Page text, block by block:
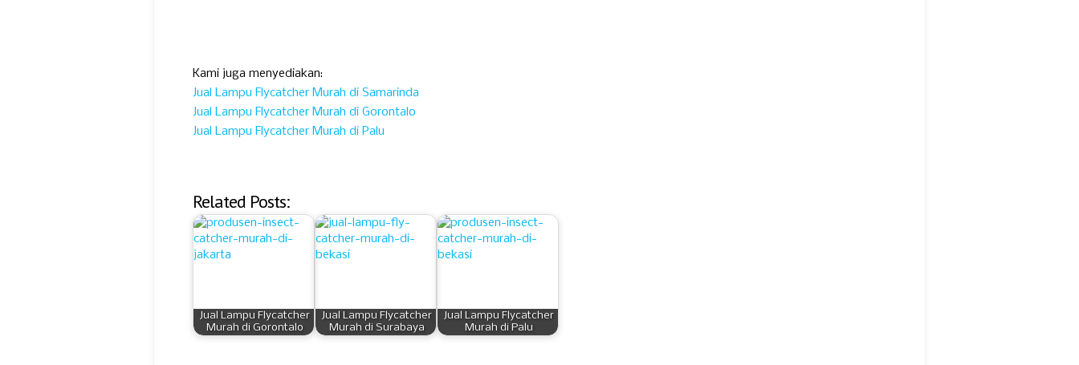
Kami juga menyediakan:
Jual Lampu Flycatcher Murah di Samarinda
Jual Lampu Flycatcher Murah di Gorontalo
Jual Lampu Flycatcher Murah di Palu
Related Posts:
Jual Lampu Flycatcher
Murah di Gorontalo
Jual Lampu Flycatcher
Murah di Surabaya
Jual Lampu Flycatcher
Murah di Palu